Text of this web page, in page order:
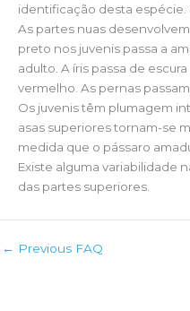
identificação desta espécie.
As partes nuas
preto nos juvenis passa a
adulto. A íris passa de
vermelho. As pernas
Os juvenis têm plumagem
asas superiores tornam-se
medida que o pássaro
Existe alguma variabilidade
das partes superiores.
← Previous FAQ